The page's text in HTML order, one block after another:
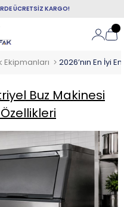
ÜCRETSİZ KARGO!
Ekipmanları
Buz Makinesi